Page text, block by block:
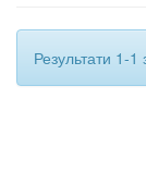
Результати 1-1